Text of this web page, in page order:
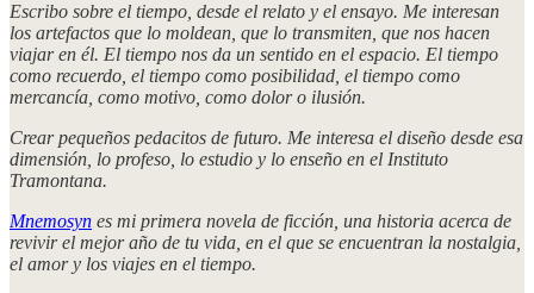
Escribo sobre el tiempo, desde el relato y el ensayo. Me interesan
los artefactos que lo moldean, que lo transmiten, que nos hacen
viajar en él. El tiempo nos da un sentido en el espacio. El tiempo
como recuerdo, el tiempo como posibilidad, el tiempo como
mercancía, como motivo, como dolor o ilusión.
Crear pequeños pedacitos de futuro. Me interesa el diseño desde esa
dimensión, lo profeso, lo estudio y lo enseño en el Instituto
Tramontana.
Mnemosyn es mi primera novela de ficción, una historia acerca de
revivir el mejor año de tu vida, en el que se encuentran la nostalgia,
el amor y los viajes en el tiempo.